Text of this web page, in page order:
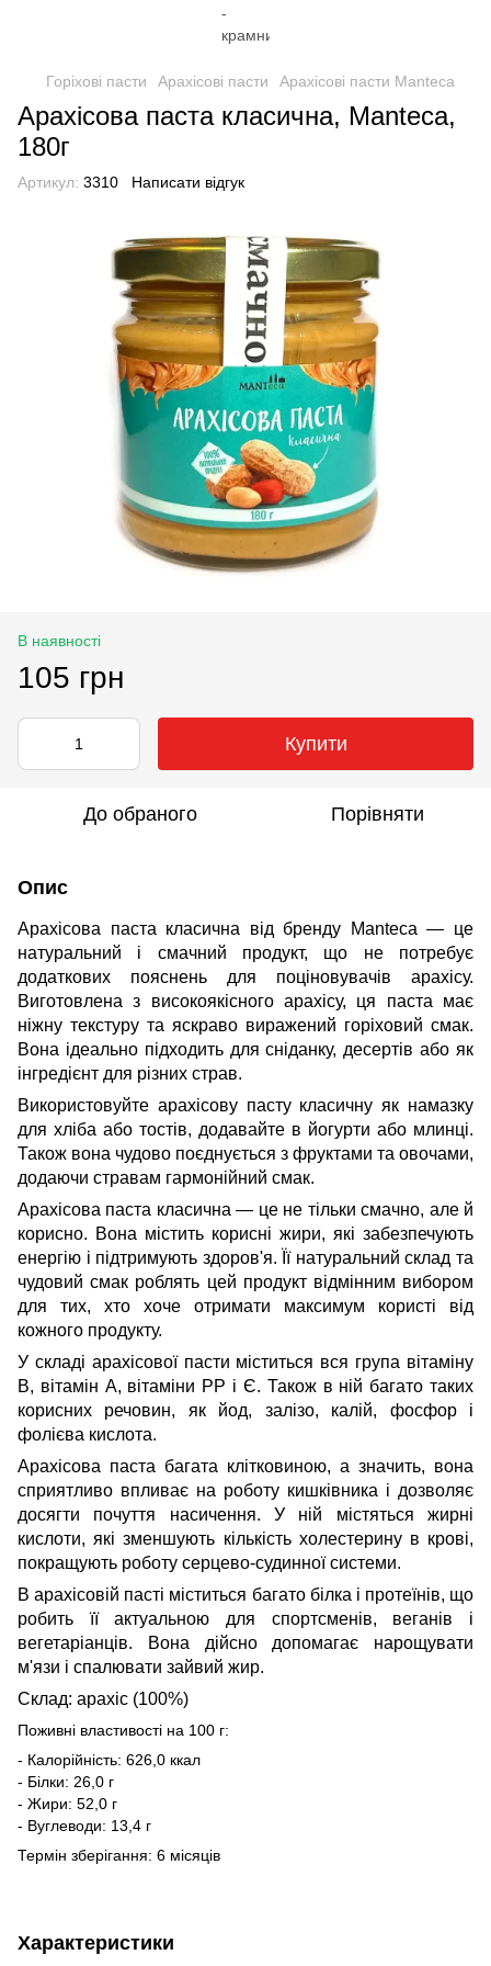
Горіхові пасти Арахісові пасти Арахісові пасти Manteca
Арахісова паста класична, Manteca,
180г
Артикул: 3310 Написати відгук
В наявності
105 грн
Купити
До обраного Порівняти
Опис
Арахісова паста класична від бренду Manteca — це
натуральний і смачний продукт, що не потребує
додаткових пояснень для поціновувачів арахісу.
Виготовлена з високоякісного арахісу, ця паста має
ніжну текстуру та яскраво виражений горіховий смак.
Вона ідеально підходить для сніданку, десертів або як
інгредієнт для різних страв.
Використовуйте арахісову пасту класичну як намазку
для хліба або тостів, додавайте в йогурти або млинці.
Також вона чудово поєднується з фруктами та овочами,
додаючи стравам гармонійний смак.
Арахісова паста класична — це не тільки смачно, але й
корисно. Вона містить корисні жири, які забезпечують
енергію і підтримують здоров'я. Її натуральний склад та
чудовий смак роблять цей продукт відмінним вибором
для тих, хто хоче отримати максимум користі від
кожного продукту.
У складі арахісової пасти міститься вся група вітаміну
В, вітамін А, вітаміни РР і Є. Також в ній багато таких
корисних речовин, як йод, залізо, калій, фосфор і
фолієва кислота.
Арахісова паста багата клітковиною, а значить, вона
сприятливо впливає на роботу кишківника і дозволяє
досягти почуття насичення. У ній містяться жирні
кислоти, які зменшують кількість холестерину в крові,
покращують роботу серцево-судинної системи.
В арахісовій пасті міститься багато білка і протеїнів, що
робить її актуальною для спортсменів, веганів і
вегетаріанців. Вона дійсно допомагає нарощувати
м'язи і спалювати зайвий жир.
Склад: арахіс (100%)
Поживні властивості на 100 г:
- Калорійність: 626,0 ккал
- Білки: 26,0 г
- Жири: 52,0 г
- Вуглеводи: 13,4 г
Термін зберігання: 6 місяців
Характеристики